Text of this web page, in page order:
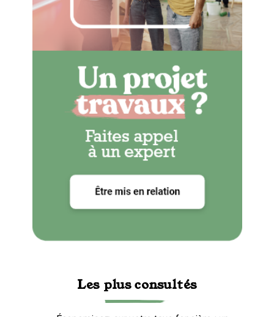
Les plus consultés